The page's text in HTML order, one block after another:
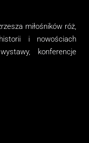
miłośników róż,
i nowościach
konferencje